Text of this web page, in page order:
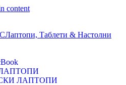
content
Лаптопи, Таблети & Настолни
ЛАПТОПИ